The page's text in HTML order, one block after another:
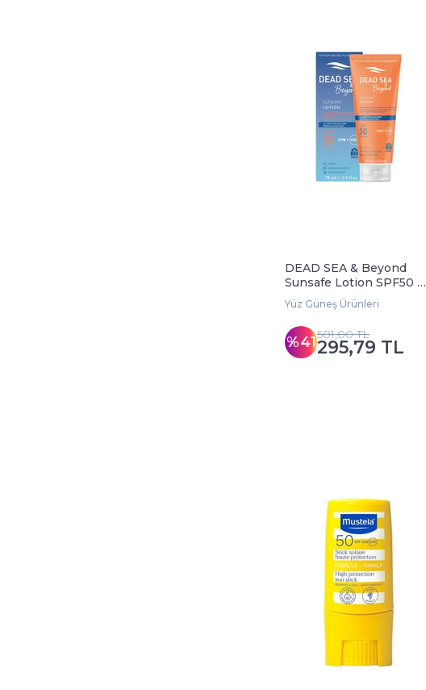
DEAD SEA & Beyond
Sunsafe Lotion SPF50 75
ml
Yüz Güneş Ürünleri
%41295,79 TL
501,00 TL